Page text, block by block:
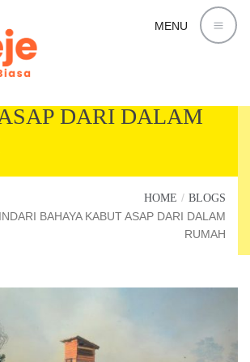
MENU
DARI DALAM
HOME BLOGS
BAHAYA KABUT ASAP DARI DALAM
RUMAH